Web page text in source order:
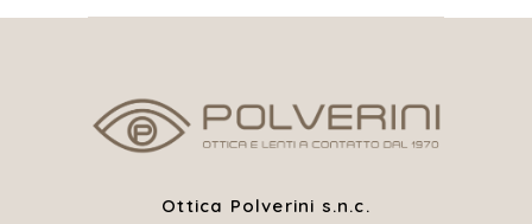
Ottica Polverini s.n.c.